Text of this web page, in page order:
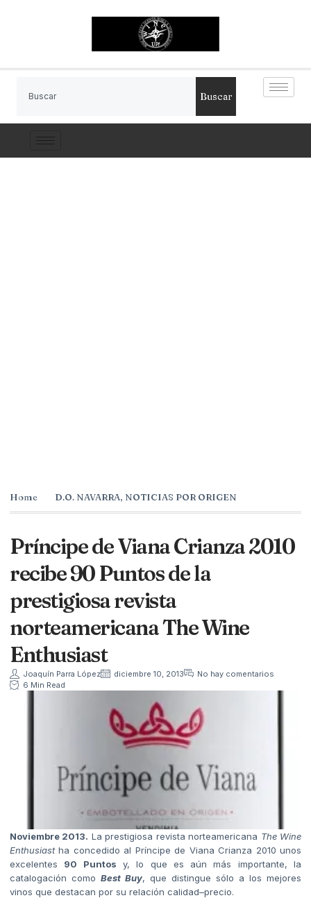
Buscar
Home D.O. NAVARRA, NOTICIAS POR ORIGEN
Príncipe de Viana Crianza 2010
recibe 90 Puntos de la
prestigiosa revista
norteamericana The Wine
Enthusiast
Joaquín Parra López diciembre 10, 2013
No hay comentarios
6 Min Read
Noviembre 2013. La prestigiosa revista norteamericana The Wine
Enthusiastha concedido al Príncipe de Viana Crianza 2010 unos
excelentes 90 Puntos y, lo que es aún más importante, la
catalogación como Best Buy, que distingue sólo a los mejores
vinos que destacan por su relación calidad–precio.